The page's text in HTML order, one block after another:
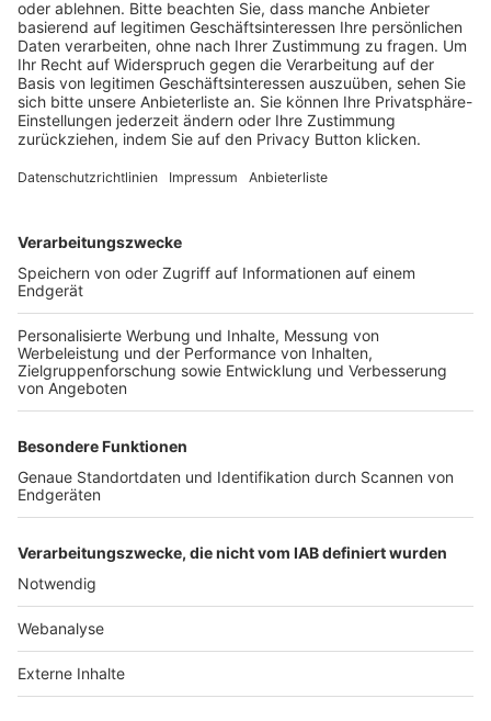
BFV-Geschäftsstellen
Trainerbörse
Login SpielPlus
FOLGE DEM BFV
TOP-VEREINE
TOP-PARTNER
Nutzungsbedingungen Datenschutz Impressum